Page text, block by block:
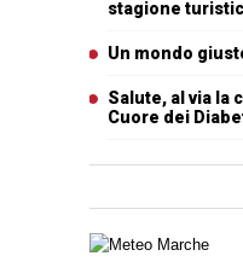
stagione
Un mondo
Salute, al via la
Cuore dei
Carta meteorologica